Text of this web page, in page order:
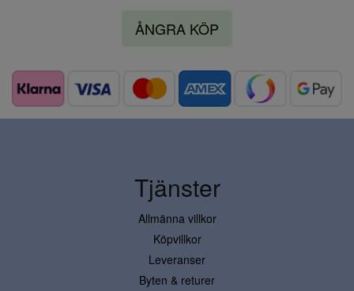
ÅNGRA KÖP
Tjänster
Allmänna villkor
Köpvillkor
Leveranser
Byten & returer